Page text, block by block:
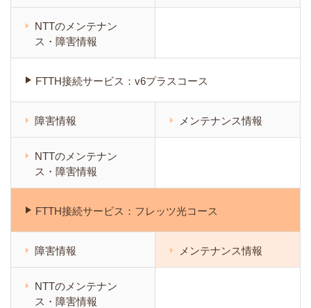
NTTのメンテナン
ス・障害情報
FTTH接続サービス：v6プラスコース
障害情報 メンテナンス情報
NTTのメンテナン
ス・障害情報
FTTH接続サービス：フレッツ光コース
障害情報 メンテナンス情報
NTTのメンテナン
ス・障害情報